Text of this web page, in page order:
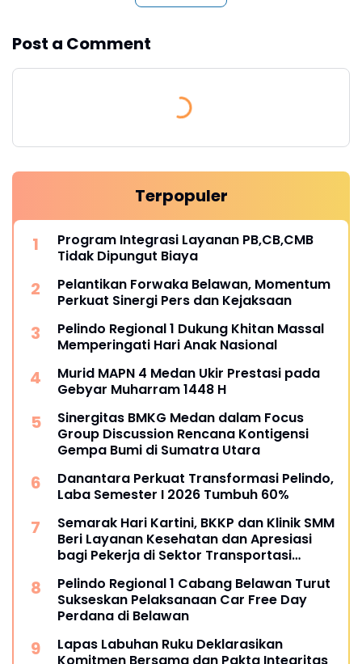
Post a Comment
Terpopuler
Program Integrasi Layanan PB,CB,CMB
Tidak Dipungut Biaya
Pelantikan Forwaka Belawan, Momentum
Perkuat Sinergi Pers dan Kejaksaan
Pelindo Regional 1 Dukung Khitan Massal
Memperingati Hari Anak Nasional
Murid MAPN 4 Medan Ukir Prestasi pada
Gebyar Muharram 1448 H
Sinergitas BMKG Medan dalam Focus
Group Discussion Rencana Kontigensi
Gempa Bumi di Sumatra Utara
Danantara Perkuat Transformasi Pelindo,
Laba Semester I 2026 Tumbuh 60%
Semarak Hari Kartini, BKKP dan Klinik SMM
Beri Layanan Kesehatan dan Apresiasi
bagi Pekerja di Sektor Transportasi
Pelindo Regional 1 Cabang Belawan Turut
Sukseskan Pelaksanaan Car Free Day
Perdana di Belawan
Lapas Labuhan Ruku Deklarasikan